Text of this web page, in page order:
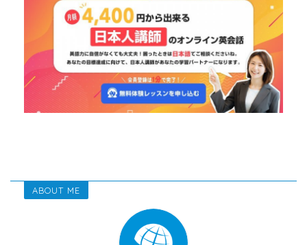
ABOUT ME